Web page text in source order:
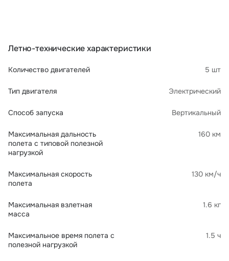
Летно-технические характеристики
Количество двигателей 5 шт
Тип двигателя Электрический
Способ запуска Вертикальный
Максимальная дальность
полета с типовой полезной
нагрузкой
160 км
Максимальная скорость
полета
130 км/ч
Максимальная взлетная
масса
1.6 кг
Максимальное время полета с
полезной нагрузкой
1.5 ч